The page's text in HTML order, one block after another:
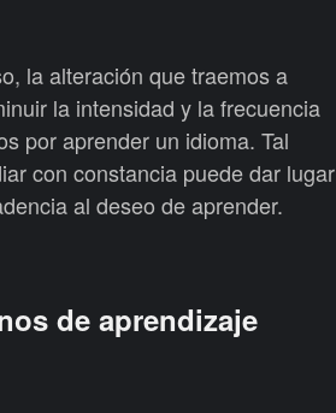
la alteración que traemos a
la intensidad y la frecuencia
por aprender un idioma. Tal
con constancia puede dar lugar
al deseo de aprender.
de aprendizaje